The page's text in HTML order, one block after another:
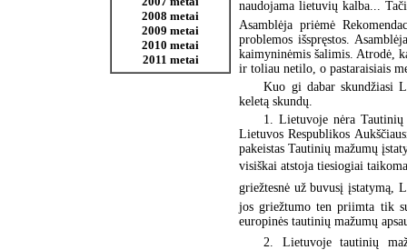
2008 metai
2009 metai
2010 metai
2011 metai
naudojama lietuvių kalba...
Asamblėja priėmė
problemos išspręstos.
kaimyninėmis šalimis. Atrodė,
ir toliau netilo, o pastaraisiais
Kuo gi dabar skundžiasi
keletą skundų.
1. Lietuvoje nėra
Lietuvos Respublikos
pakeistas Tautinių mažumų
visiškai atstoja tiesiogiai
griežtesnė už buvusį įstatymą,
jos griežtumo ten priimta tik
europinės tautinių mažumų
2. Lietuvoje tautinių